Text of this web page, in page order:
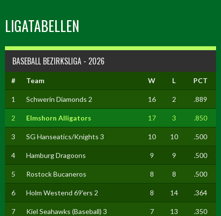
LIGATABELLEN
BASEBALL BEZIRKSLIGA - 2026
# Team W L PCT
1 Schwerin Diamonds 2 16 2 .889
2 Elmshorn Alligators 17 3 .850
3 SG Hanseatics/Knights 3 10 10 .500
4 Hamburg Dragoons 9 9 .500
5 Rostock Bucaneros 8 8 .500
6 Holm Westend 69'ers 2 8 14 .364
7 Kiel Seahawks (Baseball) 3 7 13 .350